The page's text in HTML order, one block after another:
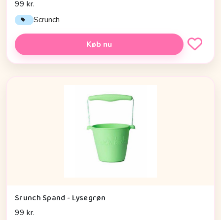
99 kr.
Scrunch
Køb nu
Srunch Spand - Lysegrøn
99 kr.